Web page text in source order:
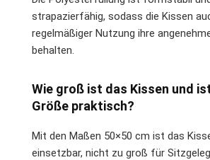
strapazierfähig, sodass die Kissen
regelmäßiger Nutzung ihre
behalten.
Wie groß ist das Kissen und
Größe praktisch?
Mit den Maßen 50×50 cm ist das
einsetzbar, nicht zu groß für